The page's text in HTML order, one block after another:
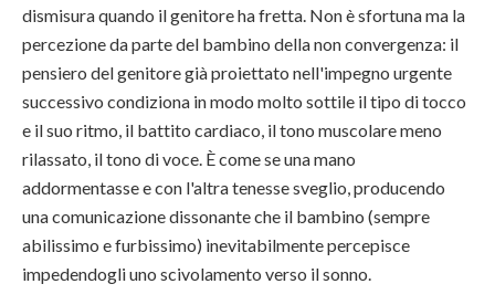
dismisura quando il genitore ha fretta. Non è sfortuna ma la
percezione da parte del bambino della non convergenza: il
pensiero del genitore già proiettato nell'impegno urgente
successivo condiziona in modo molto sottile il tipo di tocco
e il suo ritmo, il battito cardiaco, il tono muscolare meno
rilassato, il tono di voce. È come se una mano
addormentasse e con l'altra tenesse sveglio, producendo
una comunicazione dissonante che il bambino (sempre
abilissimo e furbissimo) inevitabilmente percepisce
impedendogli uno scivolamento verso il sonno.